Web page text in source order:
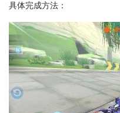
具体完成方法：